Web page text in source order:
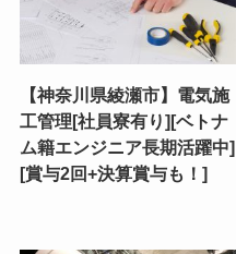
【神奈川県綾瀬市】電気施
工管理[社員寮有り][ベトナ
ム籍エンジニア長期活躍中]
[賞与2回+決算賞与も！]